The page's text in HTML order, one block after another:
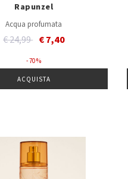
Rapunzel
Acqua profumata
Price reduced from
€ 24,99to€ 7,40
- 70 %
ACQUISTA